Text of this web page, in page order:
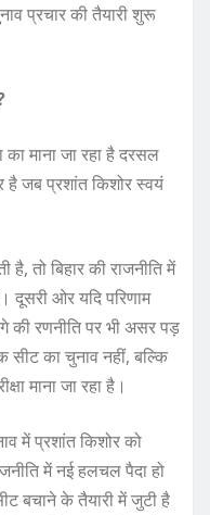
प्रचार की तैयारी शुरू
का माना जा रहा है दरसल
है जब प्रशांत किशोर स्वयं
है, तो बिहार की राजनीति में
ओर यदि परिणाम
की रणनीति पर भी असर पड़
का चुनाव नहीं, बल्कि
माना जा रहा है।
में प्रशांत किशोर को
में नई हलचल पैदा हो
बचाने के तैयारी में जुटी है